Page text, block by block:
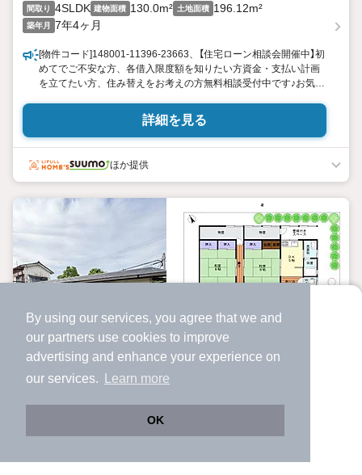
By using our services, you agree that we and
our partners use cookies to improve
advertising and enhance your experience on
our services.
Learn more
OK
より使いやすくなった
アプリで物件探ししませんか？
サクサク動く地図で物件検索
間取り 4SLDK 建物面積 130.0m² 土地面積 196.12m²
築年月 7年4ヶ月
[物件コード]148001-11396-23663、【住宅ローン相談会開催中】初
めてでご不安な方、各借入限度額を知りたい方資金・支払い計画
を立てたい方、住み替えをお考えの方無料相談受付中です♪お気軽
詳細を見る
ほか提供
和歌山県和歌山市西庄